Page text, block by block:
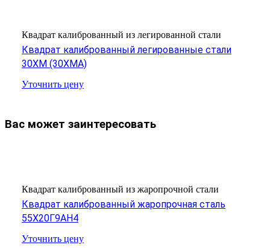
Квадрат калиброванный из легированной стали
Квадрат калиброванный легированные стали
30ХМ (30ХМА)
Уточнить цену
Вас может заинтересовать
Квадрат калиброванный из жаропрочной стали
Квадрат калиброванный жаропрочная сталь
55Х20Г9АН4
Уточнить цену